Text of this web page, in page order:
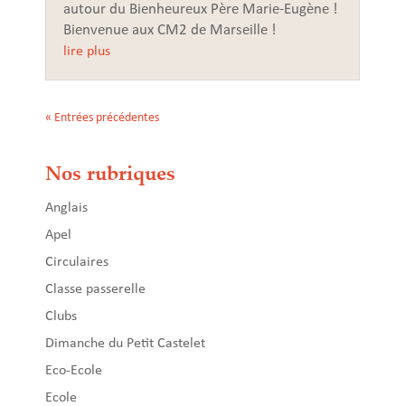
autour du Bienheureux Père Marie-Eugène !
Bienvenue aux CM2 de Marseille !
lire plus
« Entrées précédentes
Nos rubriques
Anglais
Apel
Circulaires
Classe passerelle
Clubs
Dimanche du Petit Castelet
Eco-Ecole
Ecole